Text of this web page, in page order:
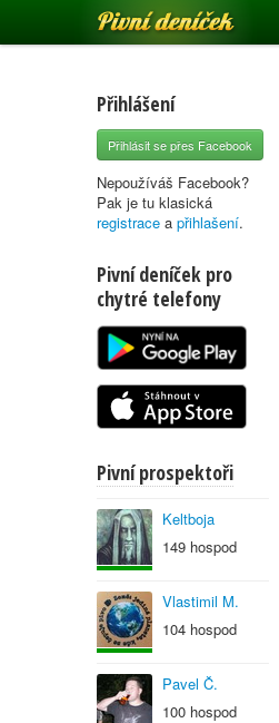
Pivní deníček
Přihlášení
Přihlásit se přes Facebook
Nepoužíváš Facebook?
Pak je tu klasická
registrace a přihlašení.
Pivní deníček pro
chytré telefony
Pivní prospektoři
Keltboja
149 hospod
Vlastimil M.
104 hospod
Pavel Č.
100 hospod